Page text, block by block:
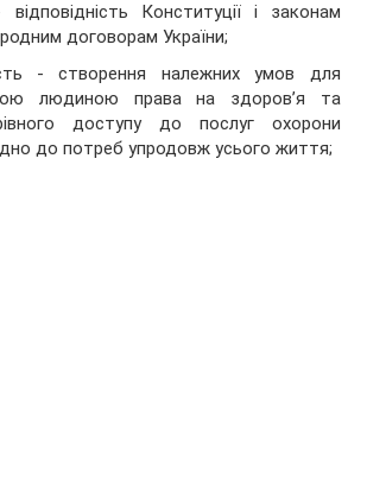
Конституції і законам
договорам України;
- створення належних умов для
людиною права на здоров’я та
доступу до послуг охорони
до потреб упродовж усього життя;